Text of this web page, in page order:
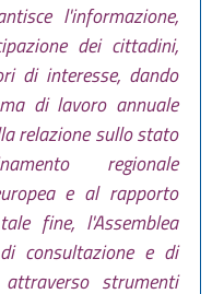
l'informazione,
dei cittadini,
di interesse, dando
di lavoro annuale
relazione sullo stato
regionale
e al rapporto
fine, l'Assemblea
consultazione e di
strumenti